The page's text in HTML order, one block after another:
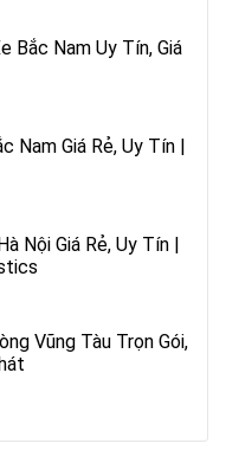
Bắc Nam Uy Tín, Giá
Nam Giá Rẻ, Uy Tín |
Nội Giá Rẻ, Uy Tín |
Vũng Tàu Trọn Gói,